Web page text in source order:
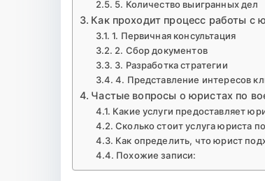
5. Количество выигранных дел
Как проходит процесс работы с
1. Первичная консультация
2. Сбор документов
3. Разработка стратегии
4. Представление интересов
Частые вопросы о юристах по
Какие услуги предоставляет
Сколько стоит услуга юриста
Как определить, что юрист
Похожие записи: